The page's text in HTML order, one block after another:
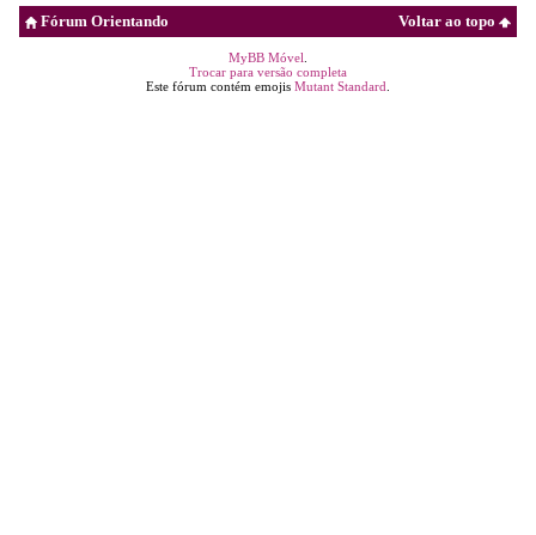
Voltar ao topo
Fórum Orientando
MyBB Móvel
Trocar para versão completa
Este fórum contém emojis Mutant Standard